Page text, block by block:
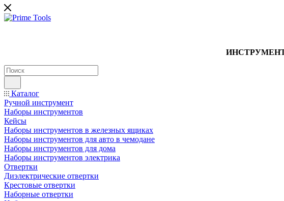
Каталог
Ручной инструмент
Наборы инструментов
Кейсы
Наборы инструментов в железных ящиках
Наборы инструментов для авто в чемодане
Наборы инструментов для дома
Наборы инструментов электрика
Отвертки
Диэлектрические отвертки
Крестовые отвертки
Наборные отвертки